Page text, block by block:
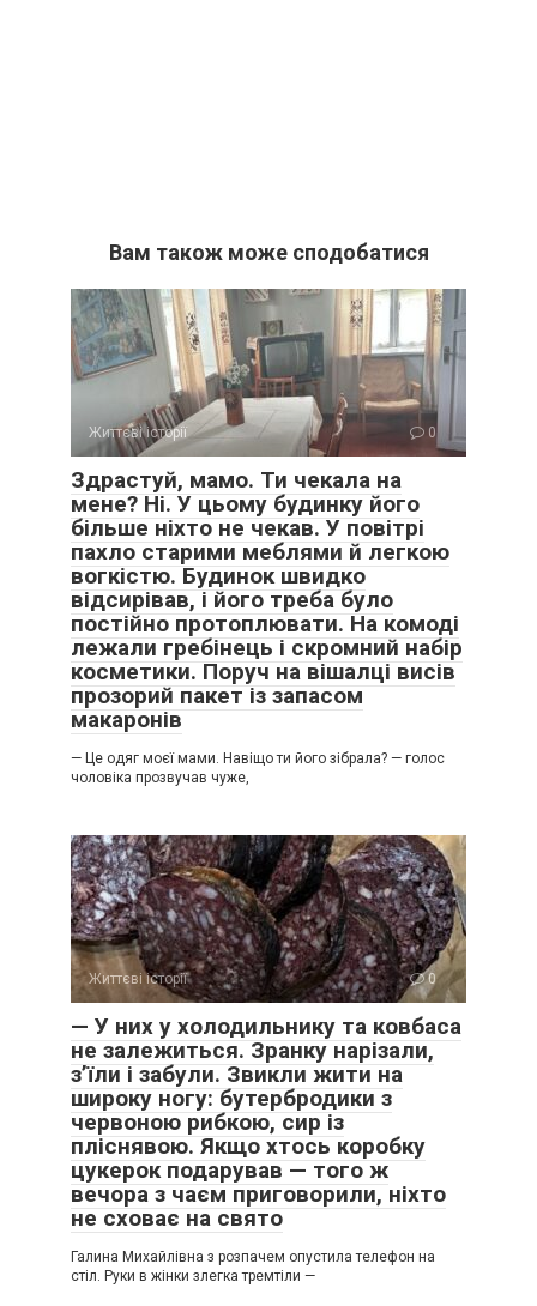
Вам також може сподобатися
Життєві історії 0
Здрастуй, мамо. Ти чекала на
мене? Ні. У цьому будинку його
більше ніхто не чекав. У повітрі
пахло старими меблями й легкою
вогкістю. Будинок швидко
відсирівав, і його треба було
постійно протоплювати. На комоді
лежали гребінець і скромний набір
косметики. Поруч на вішалці висів
прозорий пакет із запасом
макаронів
— Це одяг моєї мами. Навіщо ти його зібрала? — голос
чоловіка прозвучав чуже,
Життєві історії 0
— У них у холодильнику та ковбаса
не залежиться. Зранку нарізали,
з’їли і забули. Звикли жити на
широку ногу: бутербродики з
червоною рибкою, сир із
пліснявою. Якщо хтось коробку
цукерок подарував — того ж
вечора з чаєм приговорили, ніхто
не сховає на свято
Галина Михайлівна з розпачем опустила телефон на
стіл. Руки в жінки злегка тремтіли —